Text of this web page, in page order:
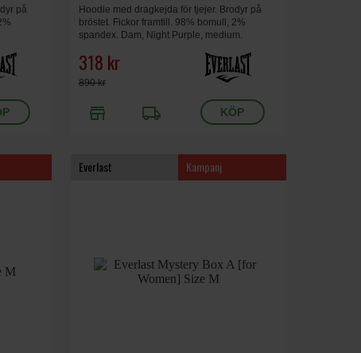
på
Hoodie med dragkejda för tjejer. Brodyr på
bröstet. Fickor framtill. 98% bomull, 2%
spandex. Dam, Night Purple, medium.
318 kr
890 kr
store local_shipping
Everlast Kampanj